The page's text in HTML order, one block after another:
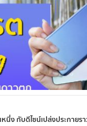
หนึ่ง กับดีไซน์เปล่งประกาย